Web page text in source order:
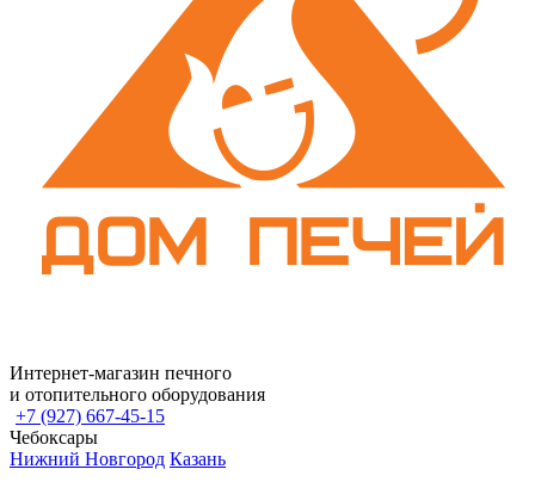
Интернет-магазин печного
и отопительного оборудования
+7 (927) 667-45-15
Чебоксары
Нижний Новгород Казань